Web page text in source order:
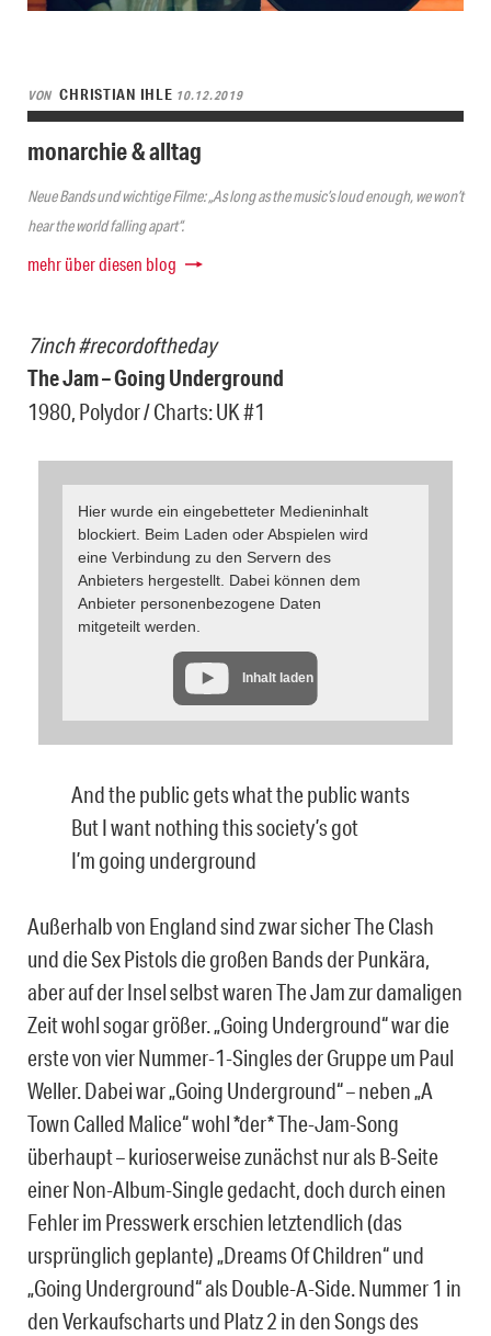
VON CHRISTIAN IHLE 10.12.2019
monarchie & alltag
Neue Bands und wichtige Filme: „As long as the music’s loud enough, we won’t
hear the world falling apart“.
mehr über diesen blog
7inch #recordoftheday
The Jam – Going Underground
1980, Polydor / Charts: UK #1
Hier wurde ein eingebetteter Medieninhalt
blockiert. Beim Laden oder Abspielen wird
eine Verbindung zu den Servern des
Anbieters hergestellt. Dabei können dem
Anbieter personenbezogene Daten
mitgeteilt werden.
Inhalt laden
And the public gets what the public wants
But I want nothing this society’s got
I’m going underground
Außerhalb von England sind zwar sicher The Clash
und die Sex Pistols die großen Bands der Punkära,
aber auf der Insel selbst waren The Jam zur damaligen
Zeit wohl sogar größer. „Going Underground“ war die
erste von vier Nummer-1-Singles der Gruppe um Paul
Weller. Dabei war „Going Underground“ – neben „A
Town Called Malice“ wohl *der* The-Jam-Song
überhaupt – kurioserweise zunächst nur als B-Seite
einer Non-Album-Single gedacht, doch durch einen
Fehler im Presswerk erschien letztendlich (das
ursprünglich geplante) „Dreams Of Children“ und
„Going Underground“ als Double-A-Side. Nummer 1 in
den Verkaufscharts und Platz 2 in den Songs des